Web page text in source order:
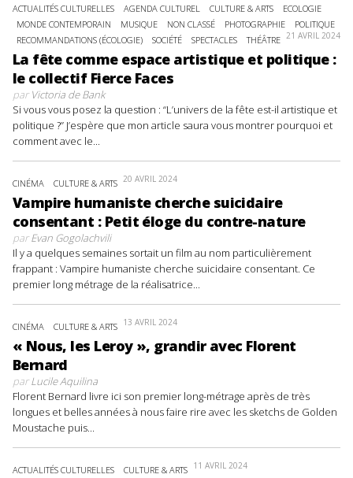
ACTUALITÉS CULTURELLES AGENDA CULTUREL CULTURE & ARTS
ECOLOGIE
MONDE CONTEMPORAIN
MUSIQUE NON CLASSÉ PHOTOGRAPHIE
POLITIQUE
RECOMMANDATIONS (ÉCOLOGIE)
SOCIÉTÉ SPECTACLES THÉÂTRE 21 AVRIL 2024
La fête comme espace artistique et politique :
le collectif Fierce Faces
parVictoria de Bank
Si vous vous posez la question : “L’univers de la fête est-il artistique et
politique ?” J’espère que mon article saura vous montrer pourquoi et
comment avec le...
CINÉMA CULTURE & ARTS 20 AVRIL 2024
Vampire humaniste cherche suicidaire
consentant : Petit éloge du contre-nature
parEvan Gogolachvili
Il y a quelques semaines sortait un film au nom particulièrement
frappant : Vampire humaniste cherche suicidaire consentant. Ce
premier long métrage de la réalisatrice...
CINÉMA CULTURE & ARTS 13 AVRIL 2024
« Nous, les Leroy », grandir avec Florent
Bernard
parLucile Aquilina
Florent Bernard livre ici son premier long-métrage après de très
longues et belles années à nous faire rire avec les sketchs de Golden
Moustache puis...
ACTUALITÉS CULTURELLES CULTURE & ARTS 11 AVRIL 2024